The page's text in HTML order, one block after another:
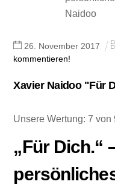
26 November 2017
kommentieren!
Xavier Naidoo "Für
Unsere Wertung: 7 von
„Für Dich.“